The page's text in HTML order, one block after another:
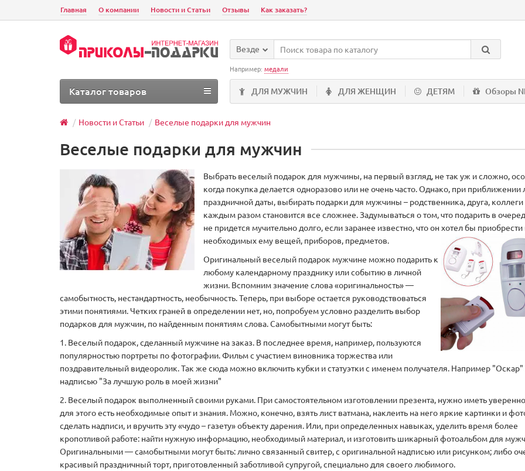
Главная О компании Новости и Статьи Отзывы Как заказать?
Везде
Например: медали
ДЛЯ МУЖЧИН ДЛЯ ЖЕНЩИН ДЕТЯМ Обзоры
Каталог товаров
Новости и Статьи Веселые подарки для мужчин
Веселые подарки для мужчин
Выбрать веселый подарок для мужчины, на первый взгляд, не так уж и сложно,
когда покупка делается одноразово или не очень часто. Однако, при
праздничной даты, выбирать подарки для мужчины – родственника, друга, коллеги
каждым разом становится все сложнее. Задумываться о том, что подарить в
не придется мучительно долго, если заранее известно, что он хотел бы приобрести
необходимых ему вещей, приборов, предметов.
Оригинальный веселый подарок мужчине можно подарить к
любому календарному празднику или событию в личной
жизни. Вспомним значение слова «оригинальность» —
самобытность, нестандартность, необычность. Теперь, при выборе остается руководствоваться
этими понятиями. Четких граней в определении нет, но, попробуем условно разделить выбор
подарков для мужчин, по найденным понятиям слова. Самобытными могут быть:
1. Веселый подарок, сделанный мужчине на заказ. В последнее время, например, пользуются
популярностью портреты по фотографии. Фильм с участием виновника торжества или
поздравительный видеоролик. Так же сюда можно включить кубки и статуэтки с именем получателя. Например "Оскар"
надписью "За лучшую роль в моей жизни"
2. Веселый подарок выполненный своими руками. При самостоятельном изготовлении презента, нужно иметь
для этого есть необходимые опыт и знания. Можно, конечно, взять лист ватмана, наклеить на него яркие картинки и
сделать надписи, и вручить эту «чудо – газету» объекту дарения. Или, при определенных навыках, уделить время более
кропотливой работе: найти нужную информацию, необходимый материал, и изготовить шикарный фотоальбом для
Оригинальными — самобытными могут быть: лично связанный свитер, с оригинальной надписью или рисунком; либо
красивый праздничный торт, приготовленный заботливой супругой, специально для своего любимого.